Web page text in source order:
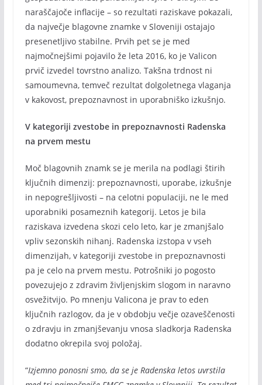
naraščajoče inflacije – so rezultati raziskave pokazali,
da največje blagovne znamke v Sloveniji ostajajo
presenetljivo stabilne. Prvih pet se je med
najmočnejšimi pojavilo že leta 2016, ko je Valicon
prvič izvedel tovrstno analizo. Takšna trdnost ni
samoumevna, temveč rezultat dolgoletnega vlaganja
v kakovost, prepoznavnost in uporabniško izkušnjo.
V kategoriji zvestobe in prepoznavnosti Radenska
na prvem mestu
Moč blagovnih znamk se je merila na podlagi štirih
ključnih dimenzij: prepoznavnosti, uporabe, izkušnje
in nepogrešljivosti – na celotni populaciji, ne le med
uporabniki posameznih kategorij. Letos je bila
raziskava izvedena skozi celo leto, kar je zmanjšalo
vpliv sezonskih nihanj. Radenska izstopa v vseh
dimenzijah, v kategoriji zvestobe in prepoznavnosti
pa je celo na prvem mestu. Potrošniki jo pogosto
povezujejo z zdravim življenjskim slogom in naravno
osvežitvijo. Po mnenju Valicona je prav to eden
ključnih razlogov, da je v obdobju večje ozaveščenosti
o zdravju in zmanjševanju vnosa sladkorja Radenska
dodatno okrepila svoj položaj.
“Izjemno ponosni smo, da se je Radenska letos uvrstila